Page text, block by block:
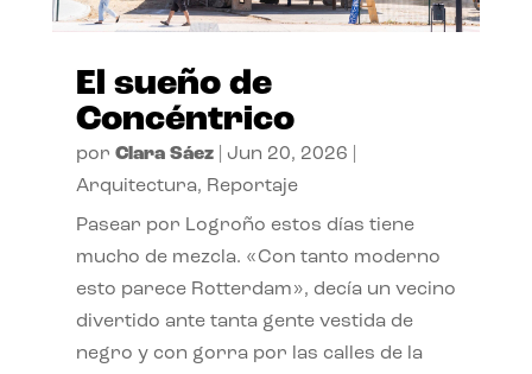
El sueño de
Concéntrico
por Clara Sáez| Jun 20, 2026
Arquitectura, Reportaje
Pasear por Logroño estos días tiene
mucho de mezcla. «Con tanto moderno
esto parece Rotterdam», decía un vecino
divertido ante tanta gente vestida de
negro y con gorra por las calles de la